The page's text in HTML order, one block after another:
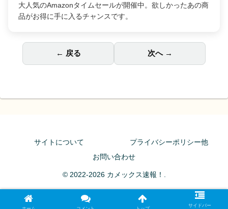
大人気のAmazonタイムセールが開催中。欲しかったあの商
品がお得に手に入るチャンスです。
← 戻る 次へ →
サイトについて
プライバシーポリシー他
お問い合わせ
© 2022-2026 カメックス速報！.
サイドバー